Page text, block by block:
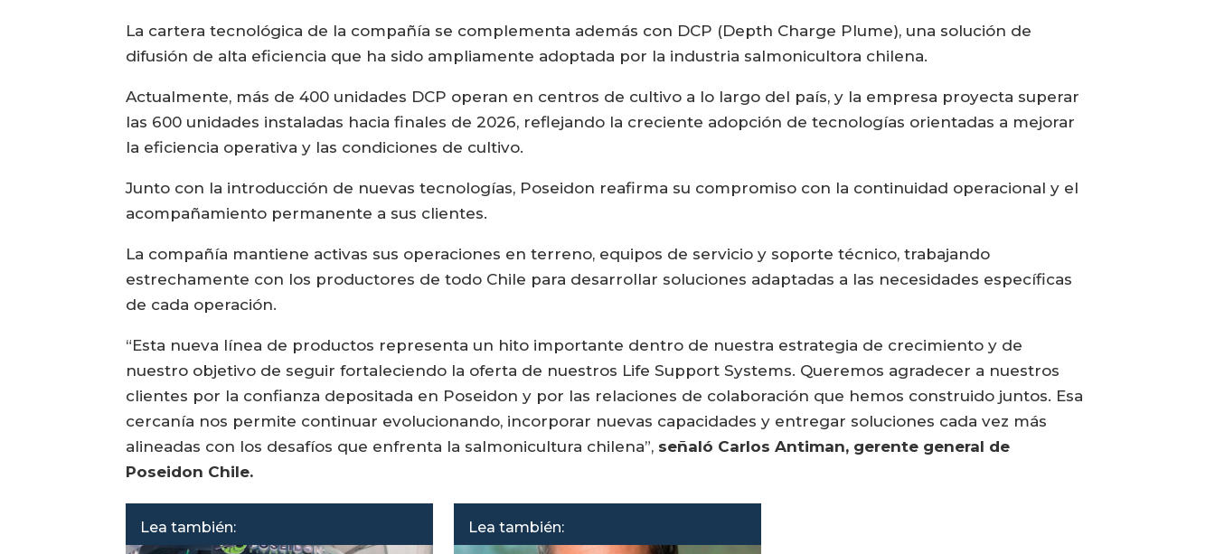
La cartera tecnológica de la compañía se complementa además con DCP (Depth Charge Plume), una solución de
difusión de alta eficiencia que ha sido ampliamente adoptada por la industria salmonicultora chilena.
Actualmente, más de 400 unidades DCP operan en centros de cultivo a lo largo del país, y la empresa proyecta superar
las 600 unidades instaladas hacia finales de 2026, reflejando la creciente adopción de tecnologías orientadas a mejorar
la eficiencia operativa y las condiciones de cultivo.
Junto con la introducción de nuevas tecnologías, Poseidon reafirma su compromiso con la continuidad operacional y el
acompañamiento permanente a sus clientes.
La compañía mantiene activas sus operaciones en terreno, equipos de servicio y soporte técnico, trabajando
estrechamente con los productores de todo Chile para desarrollar soluciones adaptadas a las necesidades específicas
de cada operación.
“Esta nueva línea de productos representa un hito importante dentro de nuestra estrategia de crecimiento y de
nuestro objetivo de seguir fortaleciendo la oferta de nuestros Life Support Systems. Queremos agradecer a nuestros
clientes por la confianza depositada en Poseidon y por las relaciones de colaboración que hemos construido juntos. Esa
cercanía nos permite continuar evolucionando, incorporar nuevas capacidades y entregar soluciones cada vez más
alineadas con los desafíos que enfrenta la salmonicultura chilena”, señaló Carlos Antiman, gerente general de
Poseidon Chile.
Lea también: Lea también: